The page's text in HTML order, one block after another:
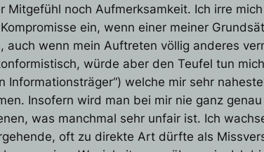
noch Aufmerksamkeit. Ich irre
ein, wenn einer meiner
wenn mein Auftreten völlig anderes
würde aber den Teufel tun
welche mir sehr
Insofern wird man bei mir nie ganz
was manchmal sehr unfair ist. Ich
oft zu direkte Art dürfte als